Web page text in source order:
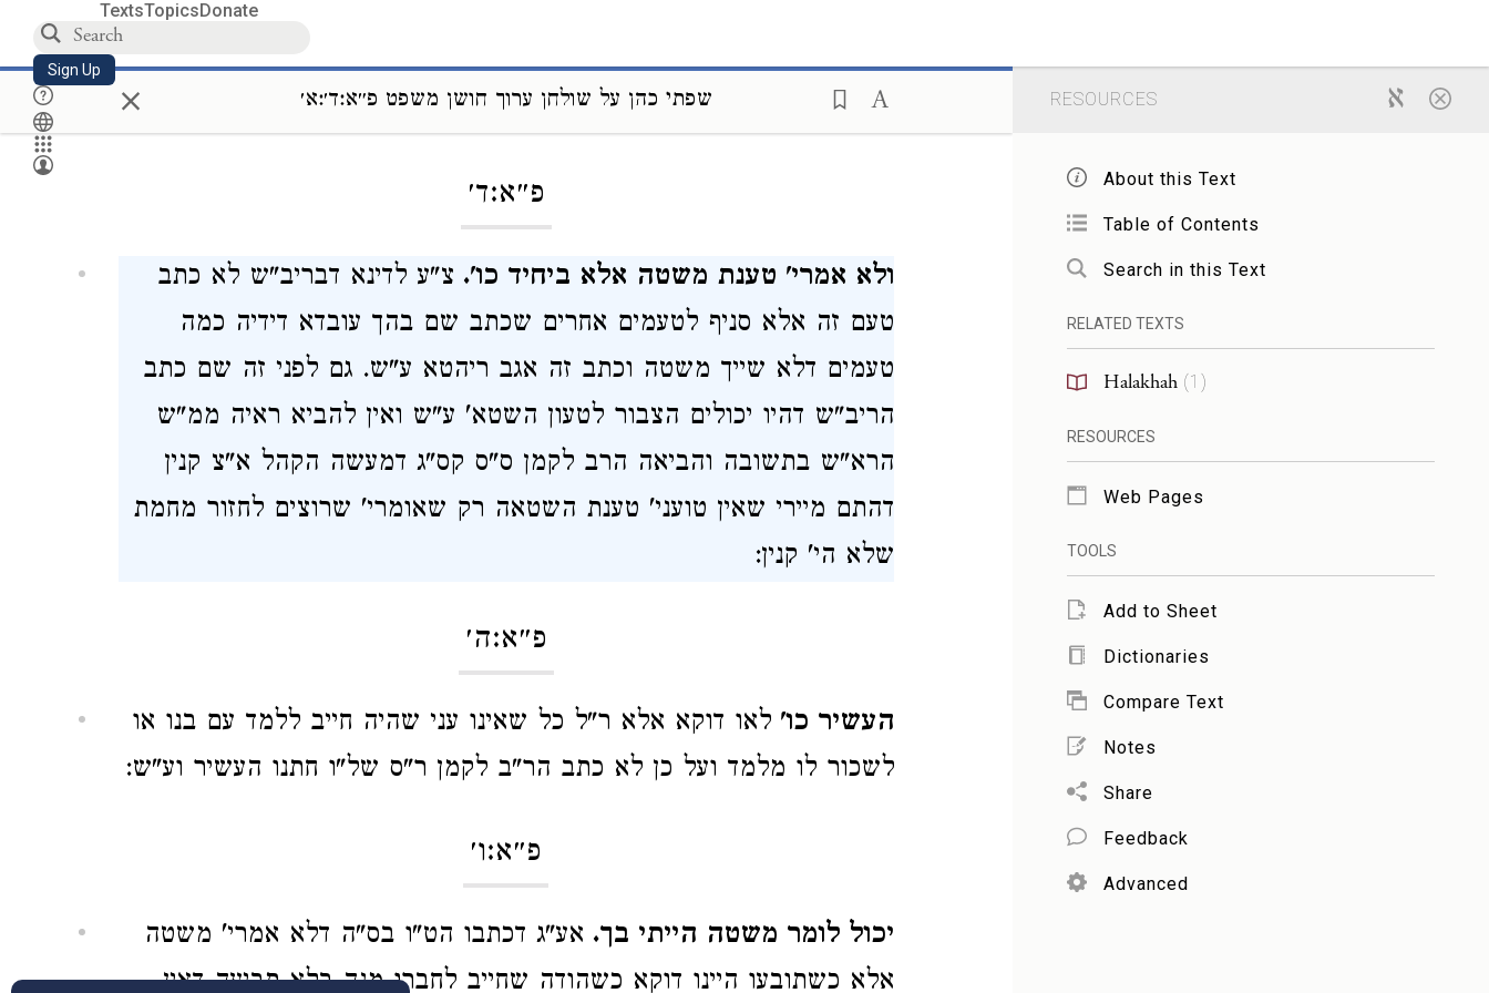
TextsTopicsDonate
Sign Up × שפתי כהן על שולחן ערוך חושן משפט פ״א:ד׳:א׳
פ״א:ד׳
ולא אמרי' טענת משטה אלא ביחיד כו'. צ"ע לדינא דבריב"ש לא כתב
טעם זה אלא סניף לטעמים אחרים שכתב שם בהך עובדא דידיה כמה
טעמים דלא שייך משטה וכתב זה אגב ריהטא ע"ש. גם לפני זה שם כתב
הריב"ש דהיו יכולים הצבור לטעון השטא' ע"ש ואין להביא ראיה ממ"ש
הרא"ש בתשובה והביאה הרב לקמן ס"ס קס"ג דמעשה הקהל א"צ קנין
דהתם מיירי שאין טועני' טענת השטאה רק שאומרי' שרוצים לחזור מחמת
שלא הי' קנין:
פ״א:ה׳
העשיר כו'לאו דוקא אלא ר"ל כל שאינו עני שהיה חייב ללמד עם בנו או
לשכור לו מלמד ועל כן לא כתב הר"ב לקמן ר"ס של"ו חתנו העשיר וע"ש:
פ״א:ו׳
יכול לומר משטה הייתי בך. אע"ג דכתבו הט"ו בס"ה דלא אמרי' משטה
אלא כשתובעו היינו דוקא כשהודה שחייב לחברו מנה בלא תביעה דאין
RESOURCES
About this Text
Table of Contents
Search in this Text
RELATED TEXTS
Halakhah(1 )
RESOURCES
Web Pages
TOOLS
Add to Sheet
Dictionaries
Compare Text
Notes
Share
Feedback
Advanced